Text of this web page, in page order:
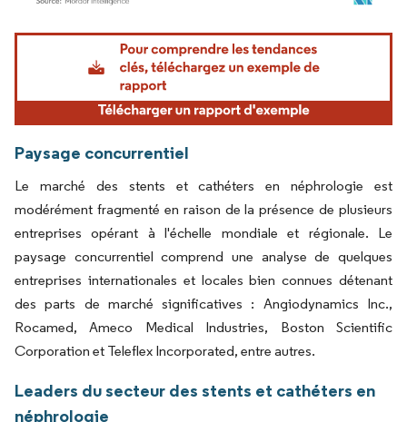
Image © Mordor Intelligence. La réutilisation nécessite une attribution sous CC BY
Paysage concurrentiel
Le marché des stents et cathéters en néphrologie est
modérément fragmenté en raison de la présence de plusieurs
entreprises opérant à l'échelle mondiale et régionale. Le
paysage concurrentiel comprend une analyse de quelques
entreprises internationales et locales bien connues détenant
des parts de marché significatives : Angiodynamics Inc.,
Rocamed, Ameco Medical Industries, Boston Scientific
Corporation et Teleflex Incorporated, entre autres.
Leaders du secteur des stents et cathéters en
néphrologie